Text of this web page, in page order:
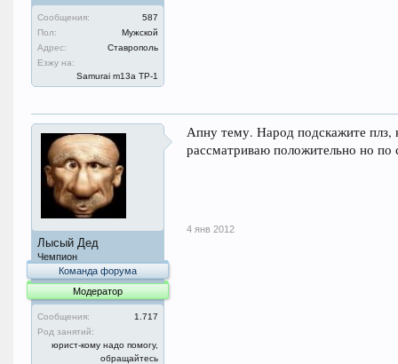
Сообщения:
587
Пол:
Мужской
Адрес:
Ставрополь
Езжу на:
Samurai m13a ТР-1
Лысый Дед
Чемпион
Команда форума
Модератор
Сообщения:
1.717
Род занятий:
юрист-кому надо помогу,
обращайтесь
Апну тему. Народ подскажите плз,
рассматриваю положительно но по
4 янв 2012